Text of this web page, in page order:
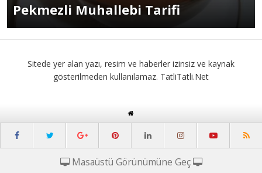
Pekmezli Muhallebi Tarifi
Sitede yer alan yazı, resim ve haberler izinsiz ve kaynak
gösterilmeden kullanılamaz. TatliTatli.Net
Masaüstü Görünümüne Geç